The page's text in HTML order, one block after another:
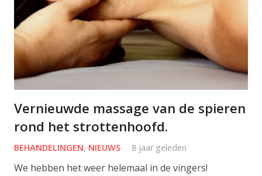
Vernieuwde massage van de spieren
rond het strottenhoofd.
BEHANDELINGEN, NIEUWS 8 jaar geleden
We hebben het weer helemaal in de vingers!